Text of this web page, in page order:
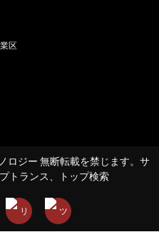
区
ロジー 無断転載を禁じます。サ
トランス、 トップ検索